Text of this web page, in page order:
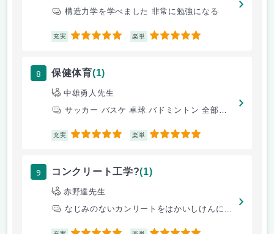
構造力学を学べました 非常に勉強になる
充実 5 楽単 5
8 保健体育(1)
中雄勇人先生
サッカー バスケ 卓球 バドミントン 全部楽しかった。
充実 5 楽単 5
9 コンクリート工学?(1)
赤野達先生
なじみのないカンリートをはかいしけんにて内部応力を測るのが楽しい